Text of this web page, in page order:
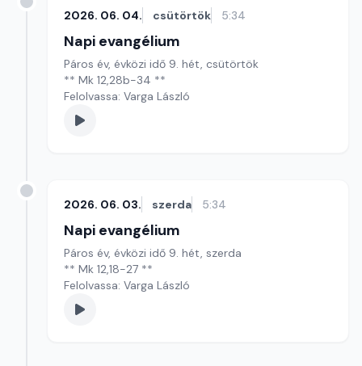
2026. 06. 04. csütörtök 5:34
Napi evangélium
Páros év, évközi idő 9. hét, csütörtök
** Mk 12,28b-34 **
Felolvassa: Varga László
2026. 06. 03. szerda 5:34
Napi evangélium
Páros év, évközi idő 9. hét, szerda
** Mk 12,18-27 **
Felolvassa: Varga László